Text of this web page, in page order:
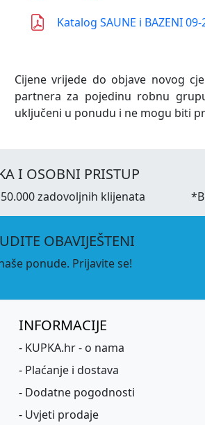
Katalog SAUNE i BAZENI 09-
Cijene vrijede do objave novog
partnera za pojedinu robnu
uključeni u ponudu i ne mogu biti
I OSOBNI PRISTUP
zadovoljnih klijenata
OBAVIJEŠTENI
ponude. Prijavite se!
INFORMACIJE
- KUPKA.hr - o nama
- Plaćanje i dostava
- Dodatne pogodnosti
- Uvjeti prodaje